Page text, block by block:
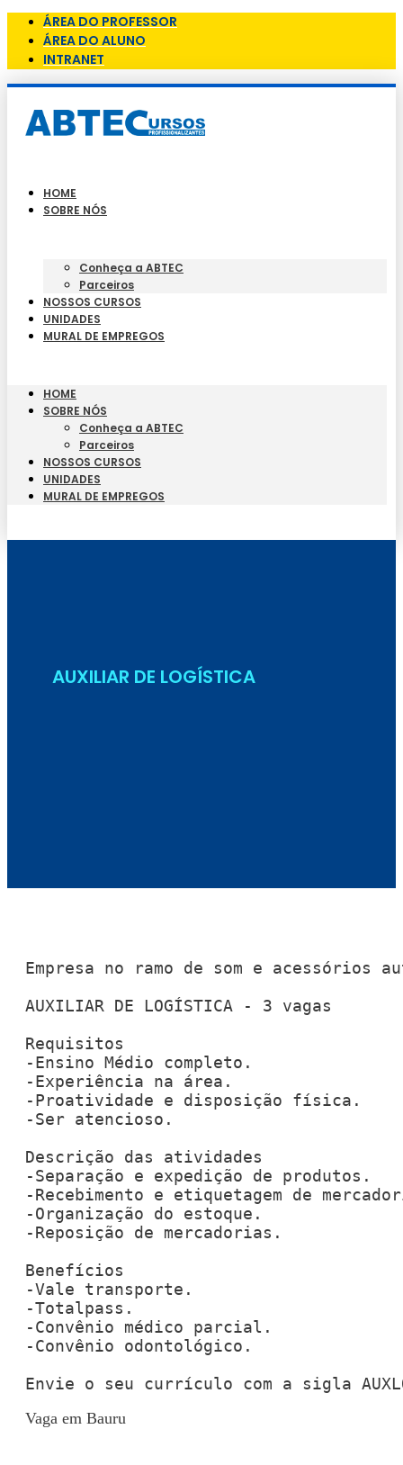
ÁREA DO PROFESSOR
ÁREA DO ALUNO
INTRANET
HOME
SOBRE NÓS
Conheça a ABTEC
Parceiros
NOSSOS CURSOS
UNIDADES
MURAL DE EMPREGOS
HOME
SOBRE NÓS
Conheça a ABTEC
Parceiros
NOSSOS CURSOS
UNIDADES
MURAL DE EMPREGOS
AUXILIAR DE LOGÍSTICA
Empresa no ramo de som e acessórios
AUXILIAR DE LOGÍSTICA - 3 vagas
Requisitos
-Ensino Médio completo.
-Experiência na área.
-Proatividade e disposição física.
-Ser atencioso.
Descrição das atividades
-Separação e expedição de produtos.
-Recebimento e etiquetagem de
-Organização do estoque.
-Reposição de mercadorias.
Benefícios
-Vale transporte.
-Totalpass.
-Convênio médico parcial.
-Convênio odontológico.
Envie o seu currículo com a sigla
Vaga em Bauru